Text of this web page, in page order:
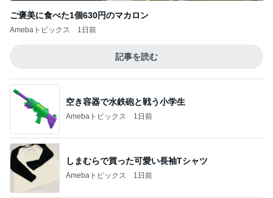
ご褒美に食べた1個630円のマカロン
Amebaトピックス 1日前
記事を読む
空き容器で水鉄砲と戦う小学生
Amebaトピックス 1日前
しまむらで買った可愛い長袖Tシャツ
Amebaトピックス 1日前